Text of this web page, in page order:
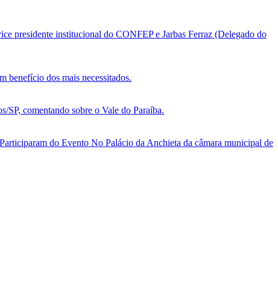
presidente institucional do CONFEP e Jarbas Ferraz (Delegado do
benefício dos mais necessitados.
comentando sobre o Vale do Paraíba.
do Evento No Palácio da Anchieta da câmara municipal de